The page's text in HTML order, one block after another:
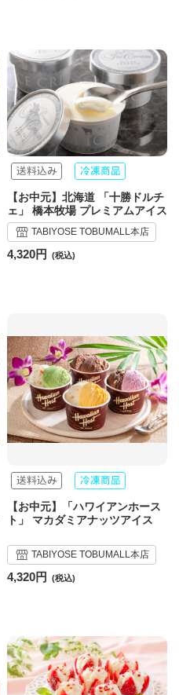
【お中元】北海道 「十勝ドルチ
ェ」 橋本牧場 プレミアムアイス
TABIYOSE TOBUMALL本店
4,320円
【お中元】「ハワイアンホース
ト」 マカダミアナッツアイス
TABIYOSE TOBUMALL本店
4,320円